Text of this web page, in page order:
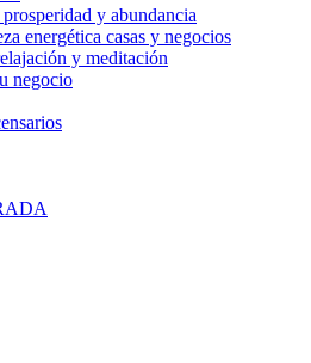
y abundancia
energética casas y negocios
y meditación
negocio